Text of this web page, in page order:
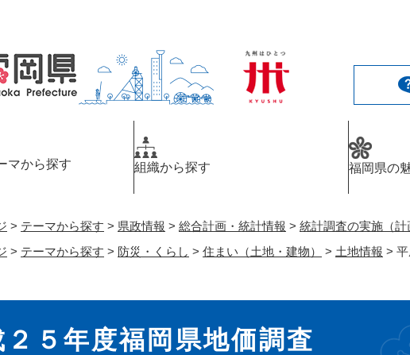
マから探す 組織から探す 福岡県の
> テーマから探す > 県政情報 > 総合計画・統計情報 > 統計調査の実施（計
> テーマから探す > 防災・くらし > 住まい（土地・建物） > 土地情報 >
２５年度福岡県地価調査